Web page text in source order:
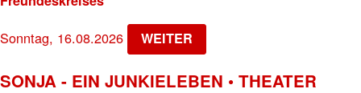
Sonntag, 16.08.2026 WEITER
SONJA - EIN JUNKIELEBEN • THEATER